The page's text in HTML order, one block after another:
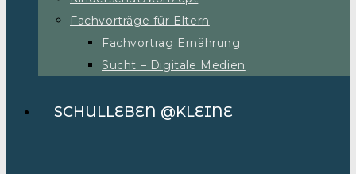
Fachvorträge für Eltern
Fachvortrag Ernährung
Sucht – Digitale Medien
SCHULLEBEN @KLEINE